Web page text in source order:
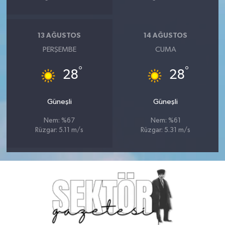
13 AĞUSTOS
PERŞEMBE
28°
Güneşli
Nem: %67
Rüzgar: 5.11 m/s
14 AĞUSTOS
CUMA
28°
Güneşli
Nem: %61
Rüzgar: 5.31 m/s